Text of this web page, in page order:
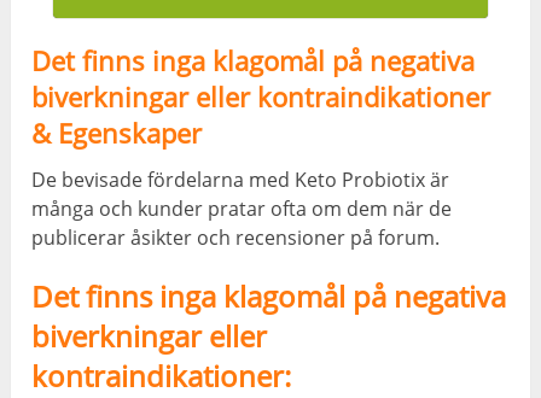
Det finns inga klagomål på negativa
biverkningar eller kontraindikationer
& Egenskaper
De bevisade fördelarna med Keto Probiotix är
många och kunder pratar ofta om dem när de
publicerar åsikter och recensioner på forum.
Det finns inga klagomål på negativa
biverkningar eller
kontraindikationer: